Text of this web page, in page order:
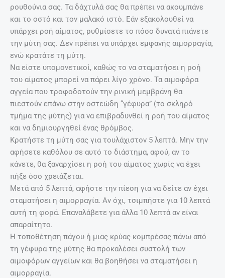
ρουθούνια σας. Τα δάχτυλά σας θα πρέπει να ακουμπάνε
και το οστό και τον μαλακό ιστό. Εάν εξακολουθεί να
υπάρχει ροή αίματος, ρυθμίσετε το πόσο δυνατά πιάνετε
την μύτη σας. Δεν πρέπει να υπάρχει εμφανής αιμορραγία,
ενώ κρατάτε τη μύτη.
Να είστε υπομονετικοί, καθώς το να σταματήσει η ροή
του αίματος μπορεί να πάρει λίγο χρόνο. Τα αιμοφόρα
αγγεία που τροφοδοτούν την ρινική μεμβράνη θα
πιεστούν επάνω στην οστεώδη “γέφυρα” (το σκληρό
τμήμα της μύτης) για να επιβραδυνθεί η ροή του αίματος
και να δημιουργηθεί ένας θρόμβος.
Κρατήστε τη μύτη σας για τουλάχιστον 5 λεπτά. Μην την
αφήσετε καθόλου σε αυτό το διάστημα, αφού, αν το
κάνετε, θα ξαναρχίσει η ροή του αίματος χωρίς να έχει
πήξε όσο χρειάζεται.
Μετά από 5 λεπτά, αφήστε την πίεση για να δείτε αν έχει
σταματήσει η αιμορραγία. Αν όχι, τσιμπήστε για 10 λεπτά
αυτή τη φορά. Επαναλάβετε για άλλα 10 λεπτά αν είναι
απαραίτητο.
Η τοποθέτηση πάγου ή μιας κρύας κομπρέσας πάνω από
τη γέφυρα της μύτης θα προκαλέσει συστολή των
αιμοφόρων αγγείων και θα βοηθήσει να σταματήσει η
αιμορραγία.